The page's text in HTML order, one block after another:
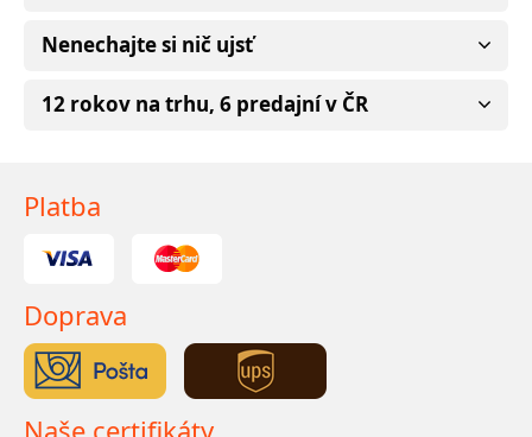
Nenechajte si nič ujsť
12 rokov na trhu, 6 predajní v ČR
Platba
Doprava
Naše certifikáty